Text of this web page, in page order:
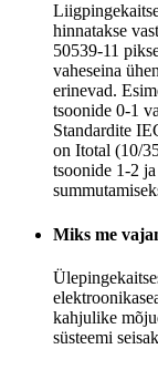
hinnatakse
50539-11
vaheseina
erinevad.
tsoonide 0-1
Standardite
on Itotal (10/
tsoonide 1-2
Miks me
kahjulike
süsteemi